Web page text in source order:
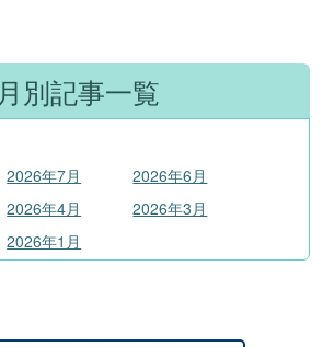
月別記事一覧
2026年7月
2026年6月
2026年4月
2026年3月
2026年1月